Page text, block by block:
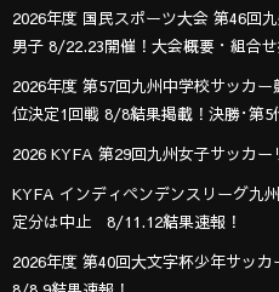
2026年度 国民スポーツ大会 第46回
男子 8/22.23開催！大会概要・組合
2026年度 第57回九州中学校サッカ
位決定1回戦 8/8結果掲載！決勝･第5
2026 KYFA 第29回九州女子サッカー
KYFA インディペンデンスリーグ九
定分は中止 8/11.12結果速報！
2026年度 第40回大文字杯少年サッ